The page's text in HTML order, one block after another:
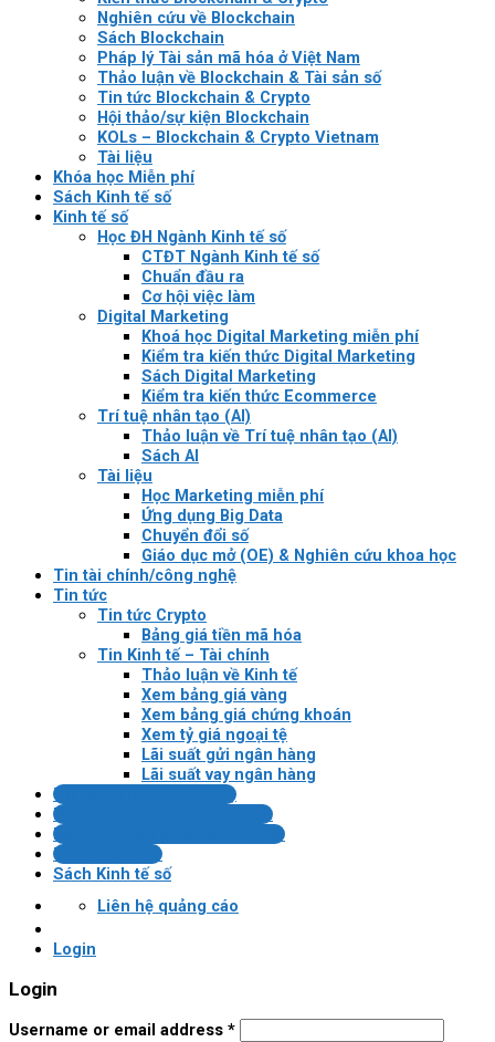
Nghiên cứu về Blockchain
Sách Blockchain
Pháp lý Tài sản mã hóa ở Việt Nam
Thảo luận về Blockchain & Tài sản số
Tin tức Blockchain & Crypto
Hội thảo/sự kiện Blockchain
KOLs – Blockchain & Crypto Vietnam
Tài liệu
Khóa học Miễn phí
Sách Kinh tế số
Kinh tế số
Học ĐH Ngành Kinh tế số
CTĐT Ngành Kinh tế số
Chuẩn đầu ra
Cơ hội việc làm
Digital Marketing
Khoá học Digital Marketing miễn phí
Kiểm tra kiến thức Digital Marketing
Sách Digital Marketing
Kiểm tra kiến thức Ecommerce
Trí tuệ nhân tạo (AI)
Thảo luận về Trí tuệ nhân tạo (AI)
Sách AI
Tài liệu
Học Marketing miễn phí
Ứng dụng Big Data
Chuyển đổi số
Giáo dục mở (OE) & Nghiên cứu khoa học
Tin tài chính/công nghệ
Tin tức
Tin tức Crypto
Bảng giá tiền mã hóa
Tin Kinh tế – Tài chính
Thảo luận về Kinh tế
Xem bảng giá vàng
Xem bảng giá chứng khoán
Xem tỷ giá ngoại tệ
Lãi suất gửi ngân hàng
Lãi suất vay ngân hàng
Tin tài chính/công nghệ
Pháp lý VN về tài sản mã hóa
Bài kiểm tra Blockchain/crypto
Tin tức Crypto
Sách Kinh tế số
Liên hệ quảng cáo
Login
Login
Username or email address *